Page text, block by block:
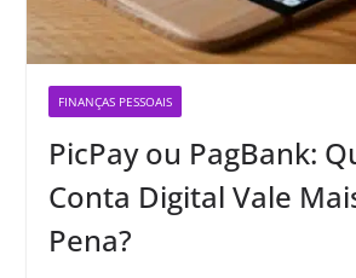
FINANÇAS PESSOAIS
PicPay ou PagBank:
Conta Digital Vale
Pena?